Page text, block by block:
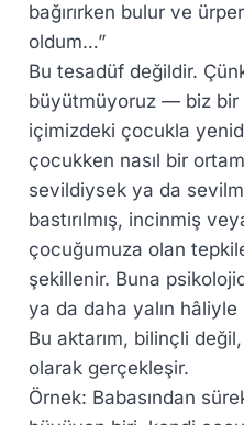
bağırırken bulur ve
oldum…”
Bu tesadüf değildir.
büyütmüyoruz — biz bir
içimizdeki çocukla
çocukken nasıl bir
sevildiysek ya da
bastırılmış, incinmiş
çocuğumuza olan
şekillenir. Buna
ya da daha yalın hâliyle
Bu aktarım, bilinçli
olarak gerçekleşir.
Örnek: Babasından